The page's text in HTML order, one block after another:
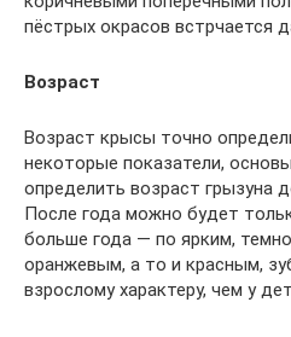
пёстрых окрасов встрчается
Возраст
Возраст крысы точно
некоторые показатели,
определить возраст грызуна
После года можно будет
больше года — по ярким,
оранжевым, а то и красным,
взрослому характеру, чем у